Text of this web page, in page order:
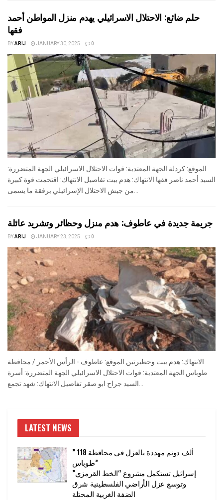
حلم ضائع: الاحتلال الاسرائيلي يهدم منزل المواطن أحمد
فقها
BYARIJ JANUARY 30, 2025 0
الموقع: كردلة الجهة المعتدية: قوات الاحتلال الاسرائيلي الجهة المتضررة:
السيد أحمد ناصر فقها الانتهاك: هدم بيت تفاصيل الانتهاك: اقتحمت قوة كبيرة
جريمة جديدة في عاطوف: هدم منزل وحظائر وتشريد عائلة
BYARIJ JANUARY 23, 2025 0
الانتهاك: هدم بيت وحظيرتين الموقع: عاطوف - الرأس الأحمر / محافظة
طوباس الجهة المعتدية: قوات الاحتلال الاسرائيلي الجهة المتضررة: أسرة
LATEST NEWS
” 118 ألف دونم مهددة بالعزل في محافظة
طوباس”
إسرائيل تستكمل مشروع “الخط القرمزي”
وتوسع عزل الأراضي الفلسطينية شرق
الضفة الغربية المحتلة